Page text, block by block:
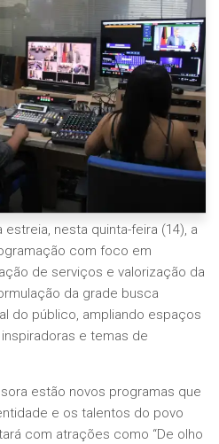
estreia, nesta quinta-feira (14), a
com foco em
de serviços e valorização da
da grade busca
do público, ampliando espaços
e temas de
estão novos programas que
e os talentos do povo
com atrações como “De olho